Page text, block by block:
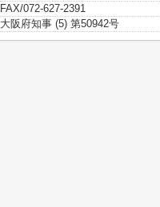
FAX/072-627-2391
大阪府知事 (5) 第50942号